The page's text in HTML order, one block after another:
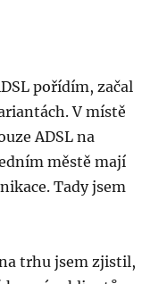
pořídím, začal
V místě
ADSL na
městě mají
Tady jsem
trhu jsem zjistil,